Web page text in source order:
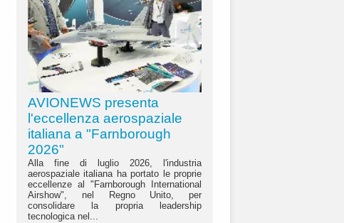
AVIONEWS presenta
l'eccellenza aerospaziale
italiana a "Farnborough
2026"
Alla fine di luglio 2026, l'industria
aerospaziale italiana ha portato le proprie
eccellenze al "Farnborough International
Airshow", nel Regno Unito, per
consolidare la propria leadership
tecnologica nel...